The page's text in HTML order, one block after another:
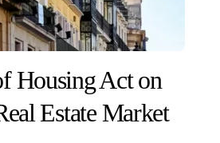
Housing Act on
Estate Market